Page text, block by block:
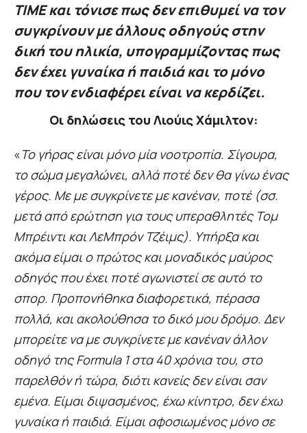
TIME και τόνισε πως δεν επιθυμεί να τον
συγκρίνουν με άλλους οδηγούς στην
δική του ηλικία, υπογραμμίζοντας πως
δεν έχει γυναίκα ή παιδιά και το μόνο
που τον ενδιαφέρει είναι να κερδίζει.
Οι δηλώσεις του Λιούις Χάμιλτον:
«Το γήρας είναι μόνο μία νοοτροπία. Σίγουρα,
το σώμα μεγαλώνει, αλλά ποτέ δεν θα γίνω ένας
γέρος. Με με συγκρίνετε με κανέναν, ποτέ (σσ.
μετά από ερώτηση για τους υπεραθλητές Τομ
Μπρέιντι και ΛεΜπρόν Τζέιμς). Υπήρξα και
ακόμα είμαι ο πρώτος και μοναδικός μαύρος
οδηγός που έχει ποτέ αγωνιστεί σε αυτό το
σπορ. Προπονήθηκα διαφορετικά, πέρασα
πολλά, και ακολούθησα το δικό μου δρόμο. Δεν
μπορείτε να με συγκρίνετε με κανέναν άλλον
οδηγό της Formula 1 στα 40 χρόνια του, στο
παρελθόν ή τώρα, διότι κανείς δεν είναι σαν
εμένα. Είμαι διψασμένος, έχω κίνητρο, δεν έχω
γυναίκα ή παιδιά. Είμαι αφοσιωμένος μόνο σε